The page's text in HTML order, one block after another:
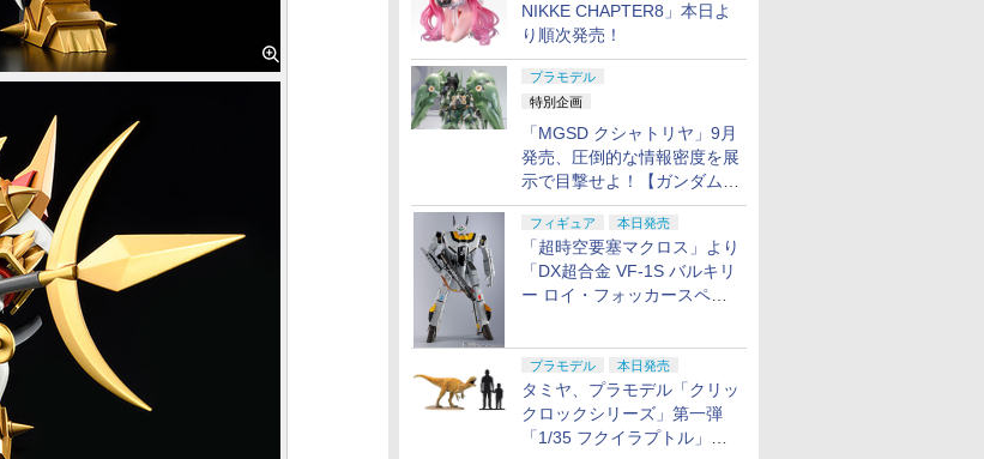
NIKKE CHAPTER8」本日よ
り順次発売！
プラモデル
特別企画
「MGSD クシャトリヤ」9月
発売、圧倒的な情報密度を展
示で目撃せよ！【ガンダムベ
ース撮り下ろし】
フィギュア 本日発売
「超時空要塞マクロス」より
「DX超合金 VF-1S バルキリ
ー ロイ・フォッカースペシ
プラモデル 本日発売
タミヤ、プラモデル「クリッ
クロックシリーズ」第一弾
「1/35 フクイラプトル」本